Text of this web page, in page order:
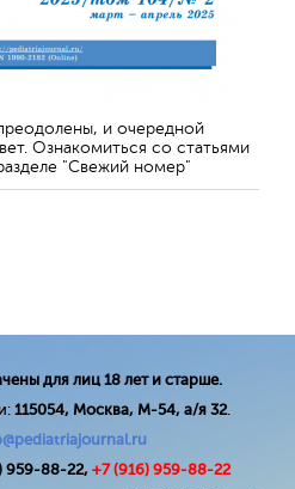
и очередной
Ознакомиться со статьями
"Свежий номер"
для лиц 18 лет и старше.
115054, Москва, М-54, а/я 32.
959-88-22, +7 (916) 959-88-22